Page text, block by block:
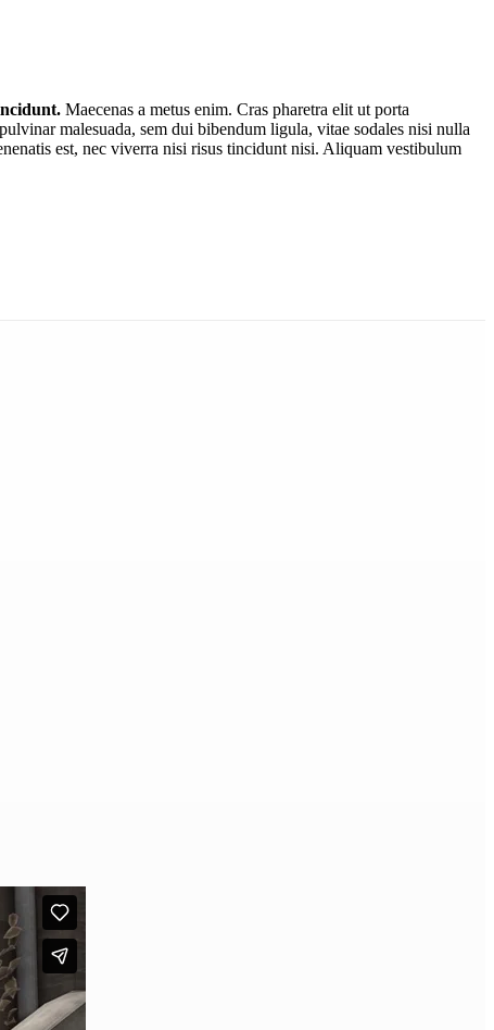
Maecenas a metus enim. Cras pharetra elit ut porta
malesuada, sem dui bibendum ligula, vitae sodales nisi nulla
est, nec viverra nisi risus tincidunt nisi. Aliquam vestibulum